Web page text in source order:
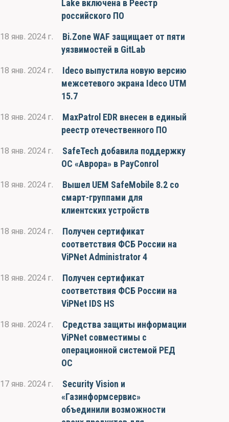
Lake включена в Реестр
российского ПО
18 янв. 2024 г.
Bi.Zone WAF защищает от пяти
уязвимостей в GitLab
18 янв. 2024 г.
Ideco выпустила новую версию
межсетевого экрана Ideco UTM
15.7
18 янв. 2024 г.
MaxPatrol EDR внесен в единый
реестр отечественного ПО
18 янв. 2024 г.
SafeTech добавила поддержку
ОС «Аврора» в PayConrol
18 янв. 2024 г.
Вышел UEM SafeMobile 8.2 со
смарт-группами для
клиентских устройств
18 янв. 2024 г.
Получен сертификат
соответствия ФСБ России на
ViPNet Administrator 4
18 янв. 2024 г.
Получен сертификат
соответствия ФСБ России на
ViPNet IDS HS
18 янв. 2024 г.
Средства защиты информации
ViPNet совместимы с
операционной системой РЕД
ОС
17 янв. 2024 г.
Security Vision и
«Газинформсервис»
объединили возможности